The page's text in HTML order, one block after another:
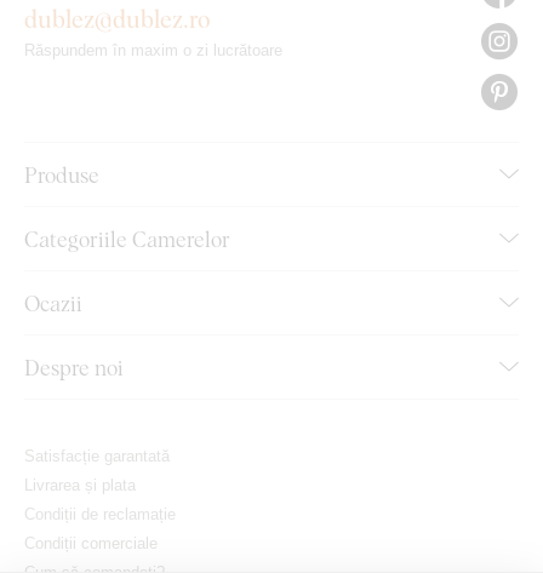
Produse
Categoriile Camerelor
Ocazii
Despre noi
dublez@dublez.ro
Răspundem în maxim o zi lucrătoare
Satisfacție garantată
Livrarea și plata
Condiții de reclamație
Condiții comerciale